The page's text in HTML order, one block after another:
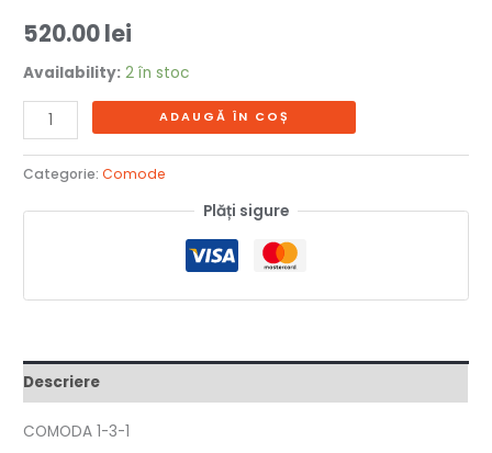
520.00lei
Availability: 2 în stoc
ADAUGĂ ÎN COȘ
Categorie:Comode
Plăți sigure
Descriere
COMODA 1-3-1